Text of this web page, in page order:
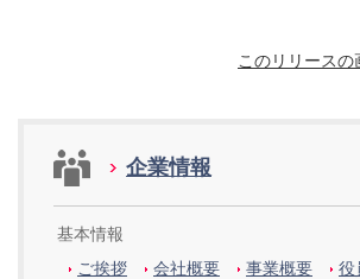
このリリース
企業情報
基本情報
ご挨拶
会社概要 事業概要 役